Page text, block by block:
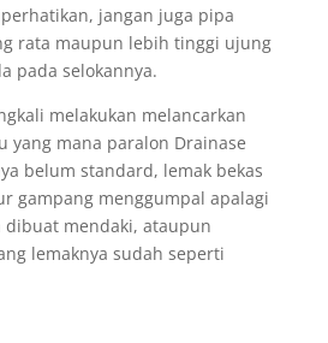
jangan juga pipa
rata maupun lebih tinggi ujung
pada selokannya.
melakukan melancarkan
yang mana paralon Drainase
belum standard, lemak bekas
gampang menggumpal apalagi
mendaki, ataupun
lemaknya sudah seperti